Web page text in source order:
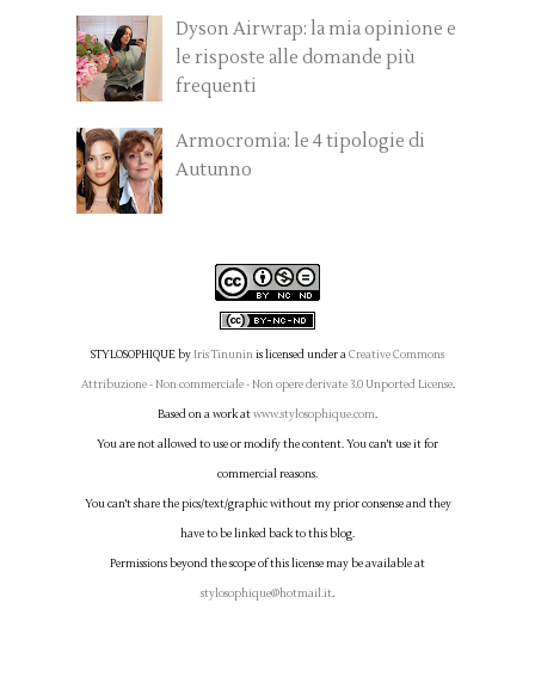
Dyson Airwrap: la mia opinione e
le risposte alle domande più
frequenti
Armocromia: le 4 tipologie di
Autunno
STYLOSOPHIQUEbyIris Tinuninis licensed under aCreative Commons
Attribuzione - Non commerciale - Non opere derivate 3.0 Unported License.
Based on a work atwww.stylosophique.com.
You are not allowed to use or modify the content. You can't use it for
commercial reasons.
You can't share the pics/text/graphic without my prior consense and they
have to be linked back to this blog.
Permissions beyond the scope of this license may be available at
stylosophique@hotmail.it.